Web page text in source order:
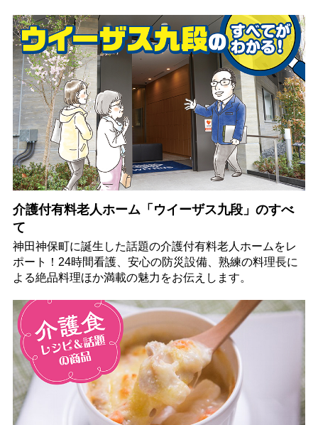
介護付有料老人ホーム「ウイーザス九段」のすべ
て
神田神保町に誕生した話題の介護付有料老人ホームをレ
ポート！24時間看護、安心の防災設備、熟練の料理長に
よる絶品料理ほか満載の魅力をお伝えします。